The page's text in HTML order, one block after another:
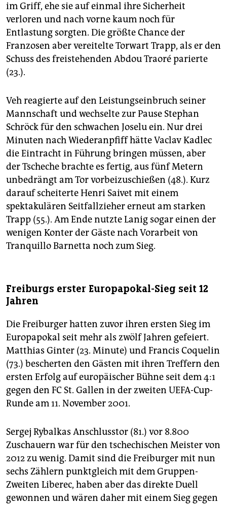
im Griff, ehe sie auf einmal ihre Sicherheit
verloren und nach vorne kaum noch für
Entlastung sorgten. Die größte Chance der
Franzosen aber vereitelte Torwart Trapp, als er den
Schuss des freistehenden Abdou Traoré parierte
(23.).
Veh reagierte auf den Leistungseinbruch seiner
Mannschaft und wechselte zur Pause Stephan
Schröck für den schwachen Joselu ein. Nur drei
Minuten nach Wiederanpfiff hätte Vaclav Kadlec
die Eintracht in Führung bringen müssen, aber
der Tscheche brachte es fertig, aus fünf Metern
unbedrängt am Tor vorbeizuschießen (48.). Kurz
darauf scheiterte Henri Saivet mit einem
spektakulären Seitfallzieher erneut am starken
Trapp (55.). Am Ende nutzte Lanig sogar einen der
wenigen Konter der Gäste nach Vorarbeit von
Tranquillo Barnetta noch zum Sieg.
Freiburgs erster Europapokal-Sieg seit 12
Jahren
Die Freiburger hatten zuvor ihren ersten Sieg im
Europapokal seit mehr als zwölf Jahren gefeiert.
Matthias Ginter (23. Minute) und Francis Coquelin
(73.) bescherten den Gästen mit ihren Treffern den
ersten Erfolg auf europäischer Bühne seit dem 4:1
gegen den FC St. Gallen in der zweiten UEFA-Cup-
Runde am 11. November 2001.
Sergej Rybalkas Anschlusstor (81.) vor 8.800
Zuschauern war für den tschechischen Meister von
2012 zu wenig. Damit sind die Freiburger mit nun
sechs Zählern punktgleich mit dem Gruppen-
Zweiten Liberec, haben aber das direkte Duell
gewonnen und wären daher mit einem Sieg gegen